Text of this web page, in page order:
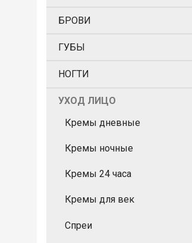
БРОВИ
ГУБЫ
НОГТИ
УХОД ЛИЦО
Кремы дневные
Кремы ночные
Кремы 24 часа
Кремы для век
Спреи